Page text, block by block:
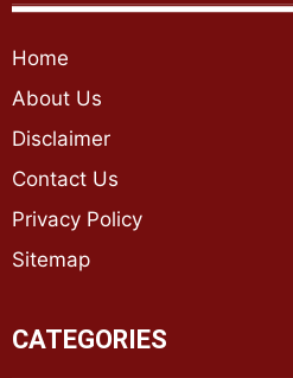
Home
About Us
Disclaimer
Contact Us
Privacy Policy
Sitemap
CATEGORIES